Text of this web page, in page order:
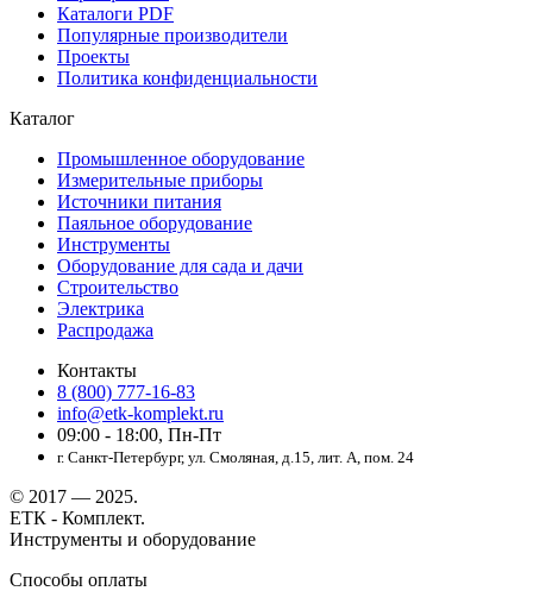
Каталоги PDF
Популярные производители
Проекты
Политика конфиденциальности
Каталог
Промышленное оборудование
Измерительные приборы
Источники питания
Паяльное оборудование
Инструменты
Оборудование для сада и дачи
Строительство
Электрика
Распродажа
Контакты
8 (800) 777-16-83
info@etk-komplekt.ru
09:00 - 18:00, Пн-Пт
г. Санкт-Петербург, ул. Смоляная, д.15, лит. А, пом. 24
© 2017 — 2025.
ЕТК - Комплект.
Инструменты и оборудование
Способы оплаты